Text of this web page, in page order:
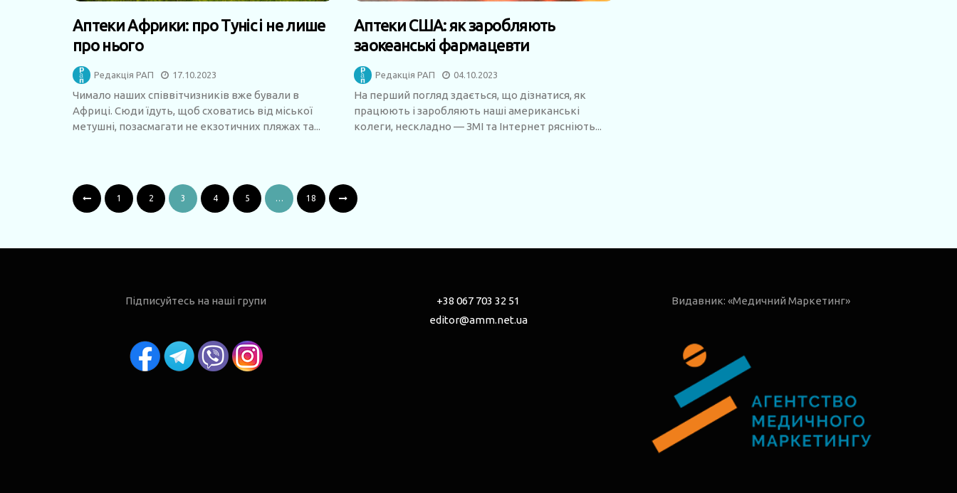
Аптеки Африки: про Туніс і не лише
про нього
Редакція РАП 17.10.2023
Чимало наших співвітчизників вже бували в
Африці. Сюди їдуть, щоб сховатись від міської
метушні, позасмагати не екзотичних пляжах та...
Аптеки США: як заробляють
заокеанські фармацевти
Редакція РАП 04.10.2023
На перший погляд здається, що дізнатися, як
працюють і заробляють наші американські
колеги, нескладно — ЗМІ та Інтернет рясніють...
1 2 3 4 5 … 18
Підписуйтесь на наші групи
+38 067 703 32 51
editor@amm.net.ua
Видавник: «Медичний Маркетинг»